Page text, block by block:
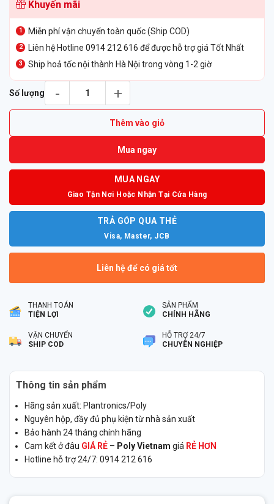
Khuyến mãi
Miễn phí vận chuyển toàn quốc (Ship COD)
Liên hệ Hotline 0914 212 616 để được hỗ trợ giá Tốt Nhất
Ship hoả tốc nội thành Hà Nội trong vòng 1-2 giờ
Số lượng
Thêm vào giỏ
Mua ngay
MUA NGAY
Giao Tận Nơi Hoặc Nhận Tại Cửa Hàng
TRẢ GÓP QUA THẺ
Visa, Master, JCB
Liên hệ để có giá tốt
THANH TOÁN
TIỆN LỢI
SẢN PHẨM
CHÍNH HÃNG
VẬN CHUYỂN
SHIP COD
HỖ TRỢ 24/7
CHUYÊN NGHIỆP
Thông tin sản phẩm
Hãng sản xuất: Plantronics/Poly
Nguyên hộp, đầy đủ phụ kiện từ nhà sản xuất
Bảo hành 24 tháng chính hãng
Cam kết ở đâu GIÁ RẺ – Poly Vietnam giá RẺ HƠN
Hotline hỗ trợ 24/7: 0914 212 616